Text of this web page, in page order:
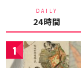
DAILY
24時間
1